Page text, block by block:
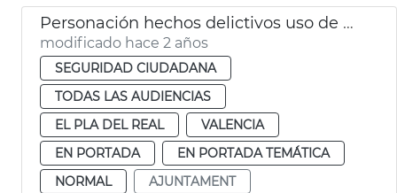
Personación hechos delictivos uso de material pirotécnico ilegal
modificado hace 2 años
SEGURIDAD CIUDADANA
TODAS LAS AUDIENCIAS
EL PLA DEL REAL
VALENCIA
EN PORTADA
EN PORTADA TEMÁTICA
NORMAL
AJUNTAMENT